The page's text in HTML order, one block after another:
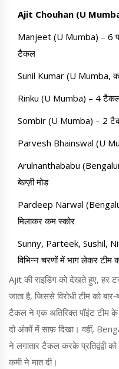
Ajit Chouhan (U
Manjeet (U Mumba) – 6
टैकल
Sunil Kumar (U Mumba,
Rinku (U Mumba) – 4
Sombir (U Mumba) – 2
Parvesh Bhainswal (U
Arulnanthababu
बेज़्ज़ी मोड
Pardeep Narwal
मिलाकर कम स्कोर
Sunny, Parteek, Sushil,
विभिन्न चरणों में भाग लेकर
Ajit की राइडिंग को देखते हुए, हर
जाता है, जिससे विरोधी टीम को
टैकल ने एक अतिरिक्त पॉइंट टीम
दो अंकों में साफ़ दिखा। वहीं,
ने लगातार टैकल करके प्रतिद्वंद्वी
कमी ने मात दी।